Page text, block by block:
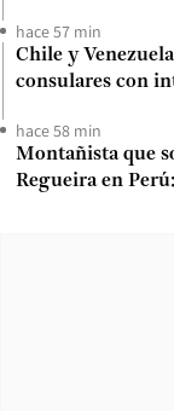
hace 57 min
Chile y
consulares con
hace 58 min
Montañista que
Regueira en